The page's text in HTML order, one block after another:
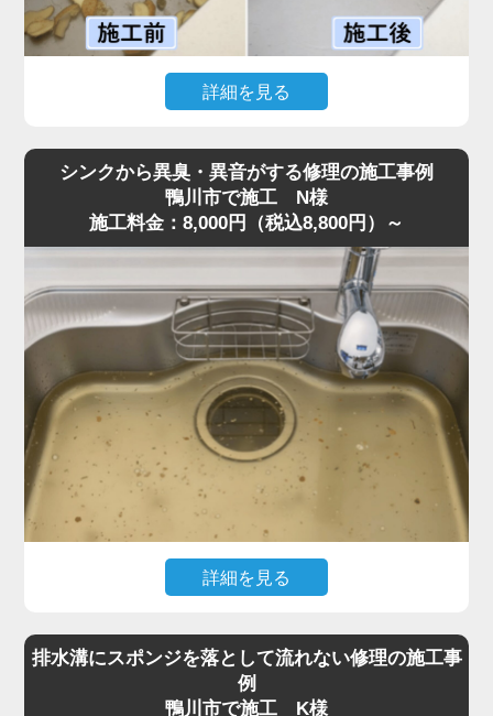
評価をいただきました。
グリストラップは汚れが蓄積しやすく、放置すると悪臭・
詳細を見る
い」とのご相談で、水道の達人へ最短即日でご依頼いただ
現場を確認すると、粉砕しきれなかった野菜くずが内部に
詰まり、油脂や洗剤カスと固まって硬い塊になっていまし
た。さらに無理に運転を続けたことでモーター負荷が上昇
し、安全装置が作動して停止していた状態です。
専門知識をもとに内部分解を行い、詰まりを丁寧に除去。
排水トラップにも油脂が蓄積していたため、同時にクリー
ニングしました。作業は約40分で完了し動作もスムーズに
復旧しました。
「明朗会計で安心できた」との評価をいただきました。
ディスポーザーの異音・悪臭・排水不良は故障の前兆で
す。このような症状があれば、お早めに水道の達人へご相
談ください。
シンクから異臭・異音がする修理の施工事例
鴨川市で施工 N様
施工料金：8,000円（税込8,800円）～
詳細を見る
ボゴボ音が出る」とのご相談でした。
訪問し確認すると、S字トラップの内部に米粒・麺類の細
片が残り、油脂と混ざって固着していました。
排水溝にスポンジを落として流れない修理の施工事
例
鴨川市で施工 K様